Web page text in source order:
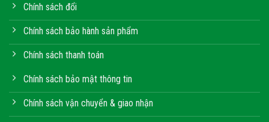
Chính sách đổi
Chính sách bảo hành sản phẩm
Chính sách thanh toán
Chính sách bảo mật thông tin
Chính sách vận chuyển & giao nhận